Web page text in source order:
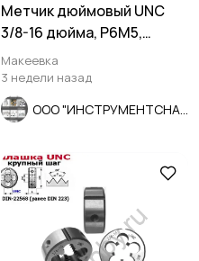
Метчик дюймовый UNC
3/8-16 дюйма, Р6М5,
штучный, 16 ниток 80/24
мм.
Макеевка
3 недели назад